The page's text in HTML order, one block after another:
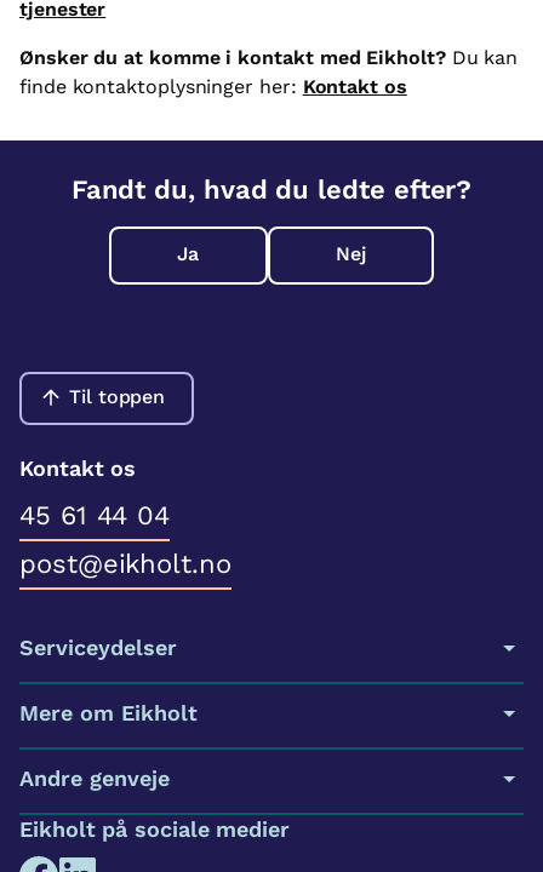
tjenester
Ønsker du at komme i kontakt med Eikholt?Du kan
finde kontaktoplysninger her: Kontakt os
Fandt du, hvad du ledte efter?
Ja Nej
Til toppen
Kontakt os
45 61 44 04
post@eikholt.no
Serviceydelser
Mere om Eikholt
Andre genveje
Eikholt på sociale medier